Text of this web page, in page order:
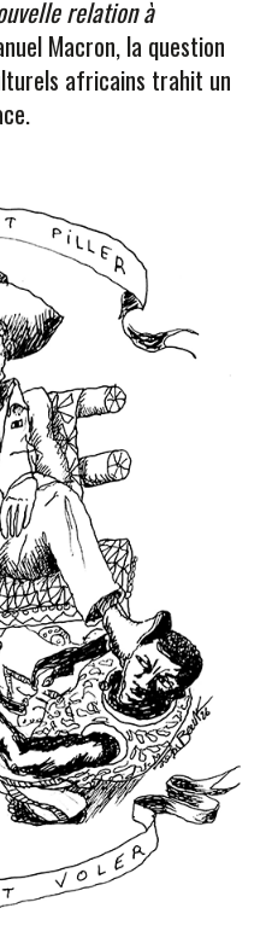
relation à
Macron, la question
africains trahit un